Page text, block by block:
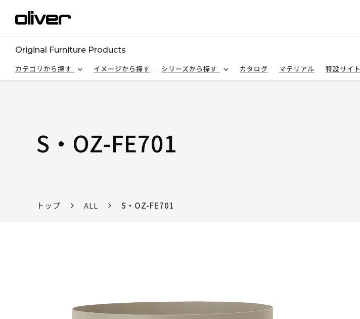
Original Furniture Products
カテゴリから探す
イメージから探す シリーズから探す カタログ マテリアル 特設サイト
S・OZ-FE701
トップ ALL S・OZ-FE701